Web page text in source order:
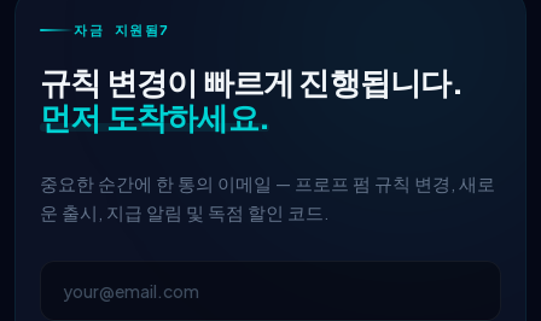
자금 지원됨7
규칙 변경이 빠르게 진행됩니다.
먼저 도착하세요.
중요한 순간에 한 통의 이메일 — 프로프 펌 규칙 변경, 새로
운 출시, 지급 알림 및 독점 할인 코드.